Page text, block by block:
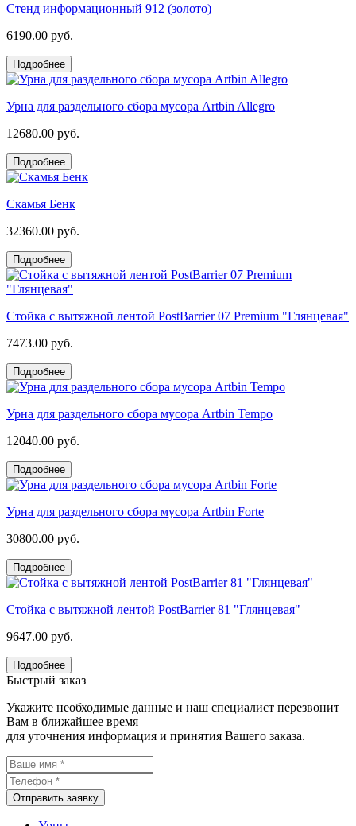
Стенд информационный 912 (золото)
6190.00 руб.
Подробнее
Урна для раздельного сбора мусора Artbin Allegro
12680.00 руб.
Подробнее
Скамья Бенк
32360.00 руб.
Подробнее
Стойка с вытяжной лентой PostBarrier 07 Premium "Глянцевая"
7473.00 руб.
Подробнее
Урна для раздельного сбора мусора Artbin Tempo
12040.00 руб.
Подробнее
Урна для раздельного сбора мусора Artbin Forte
30800.00 руб.
Подробнее
Стойка с вытяжной лентой PostBarrier 81 "Глянцевая"
9647.00 руб.
Подробнее
Быстрый заказ
Укажите необходимые данные и наш специалист перезвонит
Вам в ближайшее время
для уточнения информация и принятия Вашего заказа.
Отправить заявку